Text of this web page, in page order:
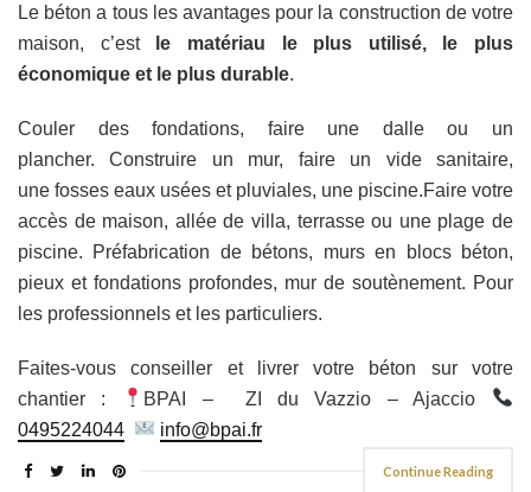
Le béton a tous les avantages pour la construction de votre
maison, c’est
le matériau le plus utilisé, le plus
économique et le plus durable.
Couler des fondations, faire une dalle ou un
plancher. Construire un mur, faire un vide sanitaire,
une fosses eaux usées et pluviales, une piscine.Faire votre
accès de maison, allée de villa, terrasse ou une plage de
piscine. Préfabrication de bétons, murs en blocs béton,
pieux et fondations profondes, mur de soutènement. Pour
les professionnels et les particuliers.
Faites-vous conseiller et livrer votre béton sur votre
chantier :
BPAI – ZI du Vazzio – Ajaccio
0495224044
info@bpai.fr
Continue Reading